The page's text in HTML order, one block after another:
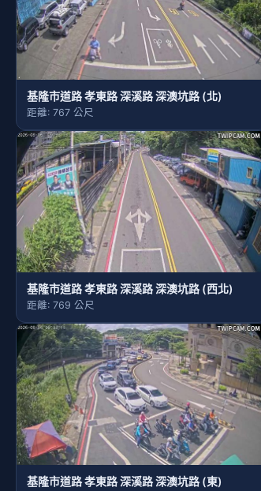
基隆市道路 孝東路 深溪路 深澳坑路 (北)
距離: 767 公尺
基隆市道路 孝東路 深溪路 深澳坑路 (西北)
距離: 769 公尺
基隆市道路 孝東路 深溪路 深澳坑路 (東)